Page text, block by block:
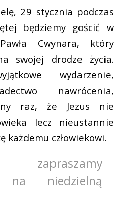
29 stycznia podczas
będziemy gościć w
Cwynara, który
swojej drodze życia.
wydarzenie,
nawrócenia,
raz, że Jezus nie
lecz nieustannie
każdemu człowiekowi.
zapraszamy
na niedzielną